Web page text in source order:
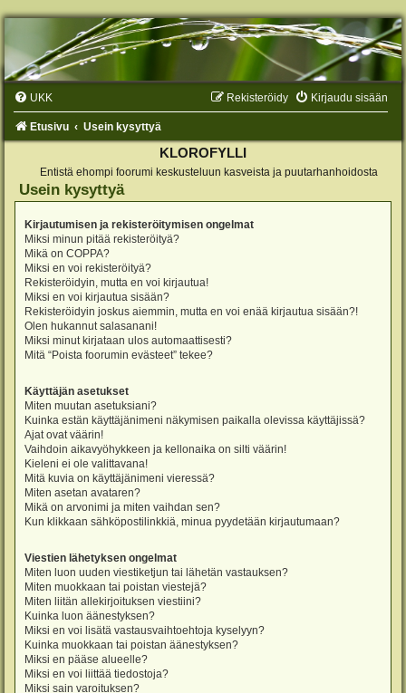
UKK Kirjaudu sisään
Rekisteröidy
Etusivu Usein kysyttyä
KLOROFYLLI
Entistä ehompi foorumi keskusteluun kasveista ja puutarhanhoidosta
Usein kysyttyä
Kirjautumisen ja rekisteröitymisen ongelmat
Miksi minun pitää rekisteröityä?
Mikä on COPPA?
Miksi en voi rekisteröityä?
Rekisteröidyin, mutta en voi kirjautua!
Miksi en voi kirjautua sisään?
Rekisteröidyin joskus aiemmin, mutta en voi enää kirjautua sisään?!
Olen hukannut salasanani!
Miksi minut kirjataan ulos automaattisesti?
Mitä “Poista foorumin evästeet” tekee?
Käyttäjän asetukset
Miten muutan asetuksiani?
Kuinka estän käyttäjänimeni näkymisen paikalla olevissa käyttäjissä?
Ajat ovat väärin!
Vaihdoin aikavyöhykkeen ja kellonaika on silti väärin!
Kieleni ei ole valittavana!
Mitä kuvia on käyttäjänimeni vieressä?
Miten asetan avataren?
Mikä on arvonimi ja miten vaihdan sen?
Kun klikkaan sähköpostilinkkiä, minua pyydetään kirjautumaan?
Viestien lähetyksen ongelmat
Miten luon uuden viestiketjun tai lähetän vastauksen?
Miten muokkaan tai poistan viestejä?
Miten liitän allekirjoituksen viestiini?
Kuinka luon äänestyksen?
Miksi en voi lisätä vastausvaihtoehtoja kyselyyn?
Kuinka muokkaan tai poistan äänestyksen?
Miksi en pääse alueelle?
Miksi en voi liittää tiedostoja?
Miksi sain varoituksen?